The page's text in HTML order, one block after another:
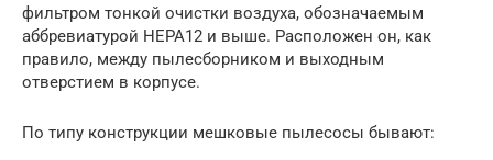
фильтром тонкой очистки воздуха, обозначаемым
аббревиатурой НЕРА12 и выше. Расположен он, как
правило, между пылесборником и выходным
отверстием в корпусе.
По типу конструкции мешковые пылесосы бывают: